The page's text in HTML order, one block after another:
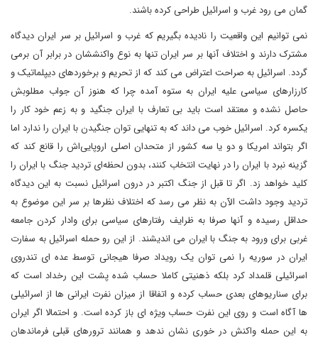
گمان می رود غرب و اسرائیل طراحی کرده باشند.
نمی توانیم این واقعیت را نادیده بگیریم که غرب و اسرائیل بر سر ایران دیدگاه
مشترک دارند و اختلاف آنها بر سر ایران تنها به نوع واکنششان در برابر آن برمی
گردد. اسرائیل به صراحت اعتراض می کند که از تحریم و برخوردهای دیپلماتیک و
کارزارهای سیاسی علیه ایران به ستوه آمده چرا که هنوز آن جواب مطلوبش
حاصل نشده و معتقد است باید بی تعارف با ایران جنگید و به زعم خود کار را
یکسره کرد. اسرائیل خوب می داند که به تنهایی توان جنگیدن با ایران را ندارد اما
اگر بتواند امریکا و دو یا سه کشور از متحدان اصلی اروپایی‌اش را قانع کند که
گزینه نبرد با ایران را در نهایت انتخاب کنند، بدون لحظه‌ای تردید جنگ با ایران را
کلید خواهد زد. اگر تا قبل از جنگ اکتبر در درون اسرائیل نسبت به این دیدگاه
تردید وجود داشت الآن به نظر می رسد که اختلاف نظرها بر سر این موضوع به
حداقل رسیده و آنها صرفا به ظرایف رفتارهای سیاسی برای وادار کردن جامعه
غربی برای ورود به جنگ با ایران می اندیشند. از این رو حمله اسرائیل به سفارت
ایران در سوریه را نمی توان یک رویداد صرفا هیجانی توسط عده ای تندروی
اسرائیلی قلمداد کرد بلکه ذهنیتی کاملا حساب شده پشت این رخداد است که
برای سناریوهای بعدی حساب کرده و اتفاقا از میزان نفرت ایرانی ها از اسرائیلی
ها آگاه است و روی این نفرت حساب ویژه ای باز کرده است. و احتمالا اگر ایران
به این حمله واکنش در خوری نشان ندهد و همانند ترورهای قبلی فرماندهان